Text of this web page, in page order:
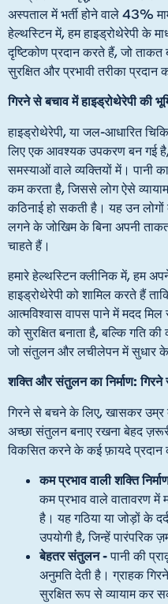
अस्पताल में भर्ती होने वाले 43%
हेल्थस्टिन में, हम हाइड्रोथेरेपी के
दृष्टिकोण प्रदान करते हैं, जो
सुरक्षित और प्रभावी तरीका प्रदान
गिरने से बचाव में हाइड्रोथेरेपी की
हाइड्रोथेरेपी, या जल-आधारित
लिए एक आवश्यक उपकरण बन गई है,
समस्याओं वाले व्यक्तियों में। पानी
कम करता है, जिससे लोग ऐसे
कठिनाई हो सकती है। यह उन
लगने के जोखिम के बिना अपनी
चाहते हैं।
हमारे हेल्थस्टिन क्लीनिक में, हम
हाइड्रोथेरेपी को शामिल करते हैं
आत्मविश्वास वापस पाने में मदद
को सुरक्षित बनाता है, बल्कि गति की
जो संतुलन और लचीलेपन में सुधार के
शक्ति और संतुलन का निर्माण:
गिरने से बचने के लिए, खासकर
अच्छा संतुलन बनाए रखना बेहद
विकसित करने के कई फ़ायदे प्रदान
कम प्रभाव वाली शक्ति
कम प्रभाव वाले वातावरण में
है। यह गठिया या जोड़ों के
उपयोगी है, जिन्हें पारंपरिक
बेहतर संतुलन -पानी की
अनुमति देती है। ग्राहक
सुरक्षित रूप से व्यायाम कर